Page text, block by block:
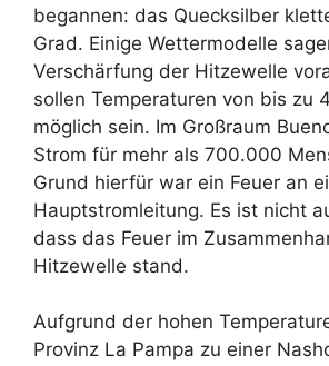
begannen: das Quecksilber
Grad. Einige Wettermodelle
Verschärfung der Hitzewelle
sollen Temperaturen von bis zu
möglich sein. Im Großraum
Strom für mehr als 700.000
Grund hierfür war ein Feuer an
Hauptstromleitung. Es ist nicht
dass das Feuer im
Hitzewelle stand.
Aufgrund der hohen
Provinz La Pampa zu einer